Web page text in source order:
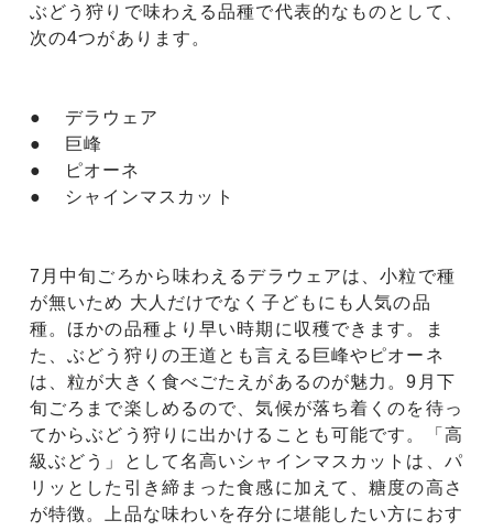
ぶどう狩りで味わえる品種で代表的なものとして、
次の4つがあります。
● デラウェア
● 巨峰
● ピオーネ
● シャインマスカット
7月中旬ごろから味わえるデラウェアは、小粒で種
が無いため 大人だけでなく子どもにも人気の品
種。ほかの品種より早い時期に収穫できます。ま
た、ぶどう狩りの王道とも言える巨峰やピオーネ
は、粒が大きく食べごたえがあるのが魅力。9月下
旬ごろまで楽しめるので、気候が落ち着くのを待っ
てからぶどう狩りに出かけることも可能です。「高
級ぶどう」として名高いシャインマスカットは、パ
リッとした引き締まった食感に加えて、糖度の高さ
が特徴。上品な味わいを存分に堪能したい方におす